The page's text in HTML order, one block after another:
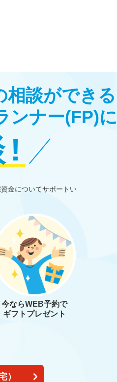
相談ができる
ンナー(FP)に
!
金についてサポートい
今ならWEB予約で
ギフトプレゼント
）